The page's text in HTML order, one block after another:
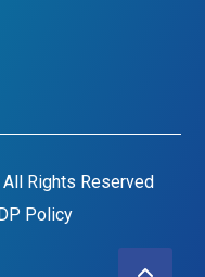
Rights Reserved
Policy